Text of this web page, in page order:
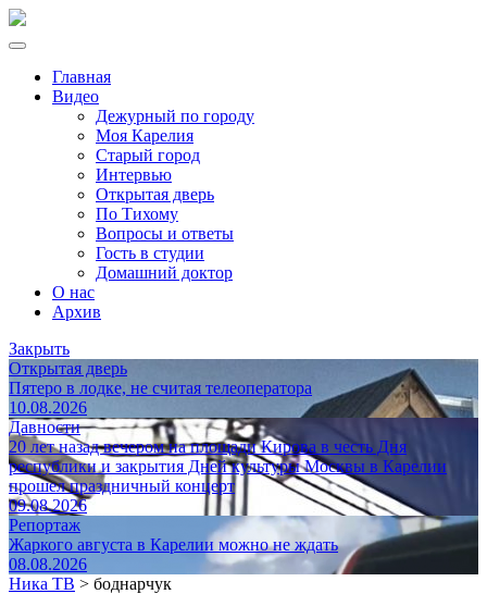
Главная
Видео
Дежурный по городу
Моя Карелия
Старый город
Интервью
Открытая дверь
По Тихому
Вопросы и ответы
Гость в студии
Домашний доктор
О нас
Архив
Закрыть
Открытая дверь
Пятеро в лодке, не считая телеоператора
10.08.2026
Давности
20 лет назад вечером на площади Кирова в честь Дня
республики и закрытия Дней культуры Москвы в Карелии
прошел праздничный концерт
09.08.2026
Репортаж
Жаркого августа в Карелии можно не ждать
08.08.2026
Ника ТВ > боднарчук